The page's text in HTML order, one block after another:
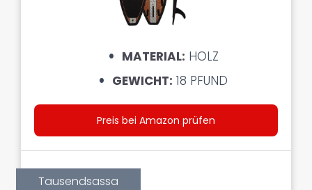
MATERIAL: HOLZ
GEWICHT: 18 PFUND
Preis bei Amazon prüfen
Tausendsassa